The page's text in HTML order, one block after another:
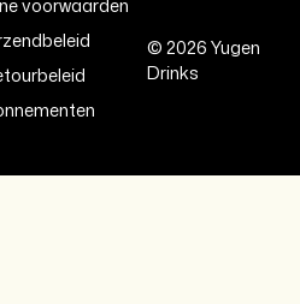
© 2026 Yugen
Drinks